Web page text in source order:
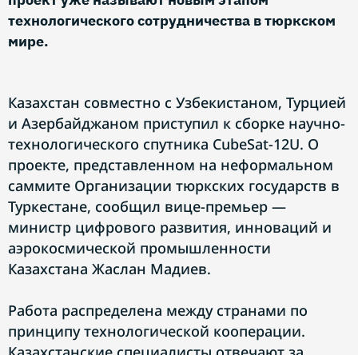
технологического сотрудничества в тюркском
мире.
Казахстан совместно с Узбекистаном, Турцией
и Азербайджаном приступил к сборке научно-
технологического спутника CubeSat-12U. О
проекте, представленном на неформальном
саммите Организации тюркских государств в
Туркестане, сообщил вице-премьер —
министр цифрового развития, инноваций и
аэрокосмической промышленности
Казахстана Жаслан Мадиев.
Работа распределена между странами по
принципу технологической кооперации.